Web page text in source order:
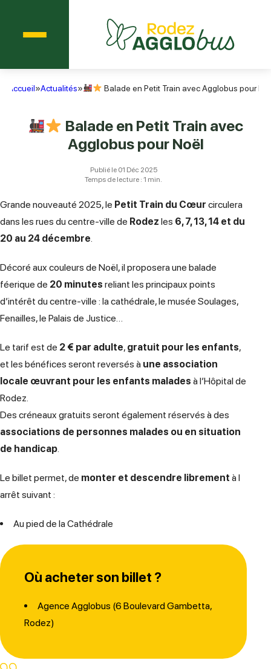
Accueil»Actualités» Balade en Petit Train avec Agglobus pour
Balade en Petit Train avec
Agglobus pour Noël
Publié le 01 Déc 2025
Temps de lecture : 1 min.
Grande nouveauté 2025, le Petit Train du Cœur circulera
dans les rues du centre-ville de Rodez les 6, 7, 13, 14 et du
20 au 24 décembre.
Décoré aux couleurs de Noël, il proposera une balade
féerique de 20 minutes reliant les principaux points
d’intérêt du centre-ville : la cathédrale, le musée Soulages,
Fenailles, le Palais de Justice…
Le tarif est de 2 € par adulte, gratuit pour les enfants,
et les bénéfices seront reversés à une association
locale œuvrant pour les enfants malades à l’Hôpital de
Rodez.
Des créneaux gratuits seront également réservés à des
associations de personnes malades ou en situation
de handicap.
Le billet permet, de monter et descendre librement à l
arrêt suivant :
Au pied de la Cathédrale
Où acheter son billet ?
Agence Agglobus (6 Boulevard Gambetta,
Rodez)